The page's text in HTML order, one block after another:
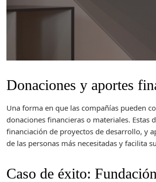
Donaciones y aportes
Una forma en que las compañías pueden
donaciones financieras o materiales.
financiación de proyectos de desarrollo, y
de las personas más necesitadas y facilita
Caso de éxito: